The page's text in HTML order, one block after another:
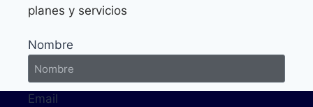
planes y servicios
Nombre
Email